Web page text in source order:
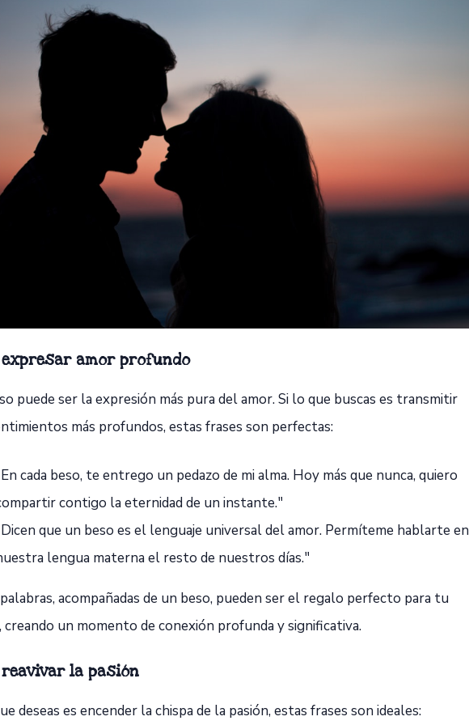
expresar amor profundo
puede ser la expresión más pura del amor. Si lo que buscas es transmitir
más profundos, estas frases son perfectas:
cada beso, te entrego un pedazo de mi alma. Hoy más que nunca, quiero
contigo la eternidad de un instante."
que un beso es el lenguaje universal del amor. Permíteme hablarte en
lengua materna el resto de nuestros días."
acompañadas de un beso, pueden ser el regalo perfecto para tu
creando un momento de conexión profunda y significativa.
la pasión
deseas es encender la chispa de la pasión, estas frases son ideales: